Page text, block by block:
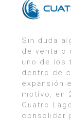
Sin duda
de venta o
uno de los
dentro de
expansión
motivo, en
Cuatro
consolidar